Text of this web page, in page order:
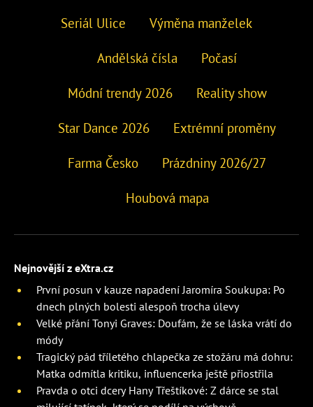
Seriál Ulice Výměna manželek
Andělská čísla Počasí
Módní trendy 2026 Reality show
Star Dance 2026 Extrémní proměny
Farma Česko Prázdniny 2026/27
Houbová mapa
Nejnovější z eXtra.cz
První posun v kauze napadení Jaromíra Soukupa: Po
dnech plných bolesti alespoň trocha úlevy
Velké přání Tonyi Graves: Doufám, že se láska vrátí do
módy
Tragický pád tříletého chlapečka ze stožáru má dohru:
Matka odmítla kritiku, influencerka ještě přiostřila
Pravda o otci dcery Hany Třeštíkové: Z dárce se stal